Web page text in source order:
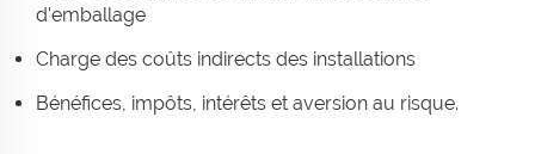
d'emballage
Charge des coûts indirects des installations
Bénéfices, impôts, intérêts et aversion au risque.